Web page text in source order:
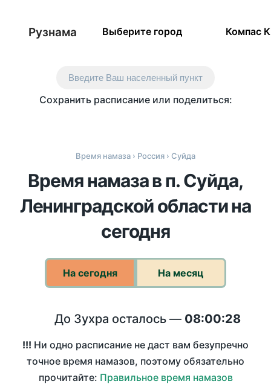
Рузнама Выберите город Компас
Введите Ваш населенный пункт
Сохранить расписание или поделиться:
Время намаза › Россия › Суйда
Время намаза в п. Суйда,
Ленинградской области на
сегодня
На сегодня На месяц
До Зухра осталось — 08:00:28
!!! Ни одно расписание не даст вам безупречно
точное время намазов, поэтому обязательно
прочитайте: Правильное время намазов